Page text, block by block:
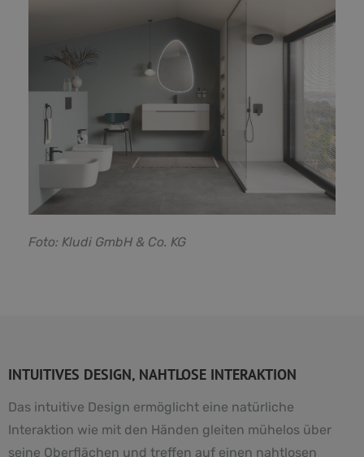
Foto: Kludi GmbH & Co. KG
INTUITIVES DESIGN, NAHTLOSE INTERAKTION
Das intuitive Design ermöglicht eine natürliche
Interaktion wie mit den Händen gleiten mühelos über
seine Oberflächen und treffen auf einen nahtlosen